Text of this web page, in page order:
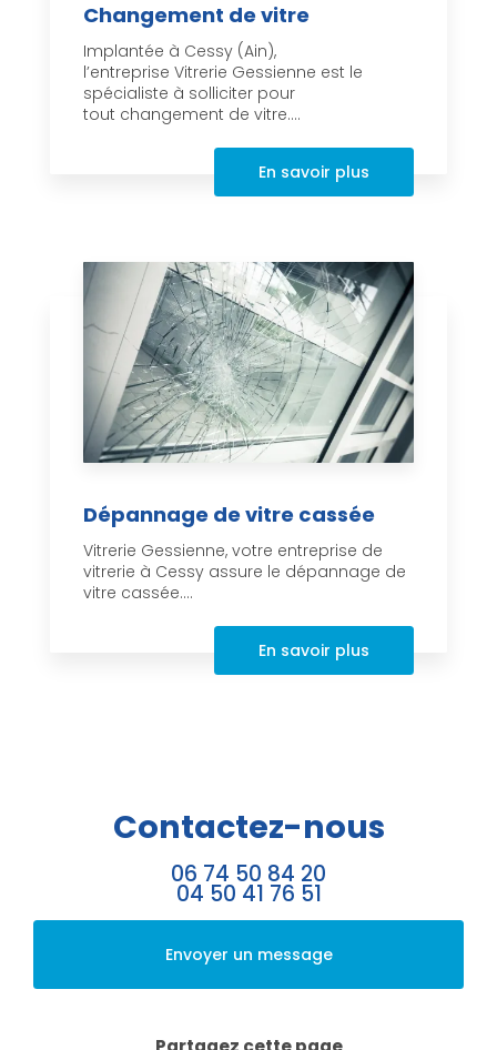
Changement de vitre
Implantée à Cessy (Ain),
l’entreprise Vitrerie Gessienne est le
spécialiste à solliciter pour
tout changement de vitre....
En savoir plus
Dépannage de vitre cassée
Vitrerie Gessienne, votre entreprise de
vitrerie à Cessy assure le dépannage de
vitre cassée....
En savoir plus
Contactez-nous
06 74 50 84 20
04 50 41 76 51
Envoyer un message